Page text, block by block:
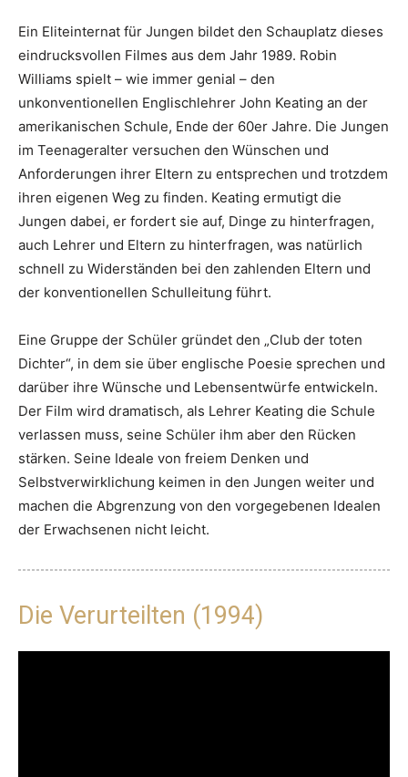
Ein Eliteinternat für Jungen bildet den Schauplatz dieses
eindrucksvollen Filmes aus dem Jahr 1989. Robin
Williams spielt – wie immer genial – den
unkonventionellen Englischlehrer John Keating an der
amerikanischen Schule, Ende der 60er Jahre. Die Jungen
im Teenageralter versuchen den Wünschen und
Anforderungen ihrer Eltern zu entsprechen und trotzdem
ihren eigenen Weg zu finden. Keating ermutigt die
Jungen dabei, er fordert sie auf, Dinge zu hinterfragen,
auch Lehrer und Eltern zu hinterfragen, was natürlich
schnell zu Widerständen bei den zahlenden Eltern und
der konventionellen Schulleitung führt.
Eine Gruppe der Schüler gründet den „Club der toten
Dichter“, in dem sie über englische Poesie sprechen und
darüber ihre Wünsche und Lebensentwürfe entwickeln.
Der Film wird dramatisch, als Lehrer Keating die Schule
verlassen muss, seine Schüler ihm aber den Rücken
stärken. Seine Ideale von freiem Denken und
Selbstverwirklichung keimen in den Jungen weiter und
machen die Abgrenzung von den vorgegebenen Idealen
der Erwachsenen nicht leicht.
Die Verurteilten (1994)